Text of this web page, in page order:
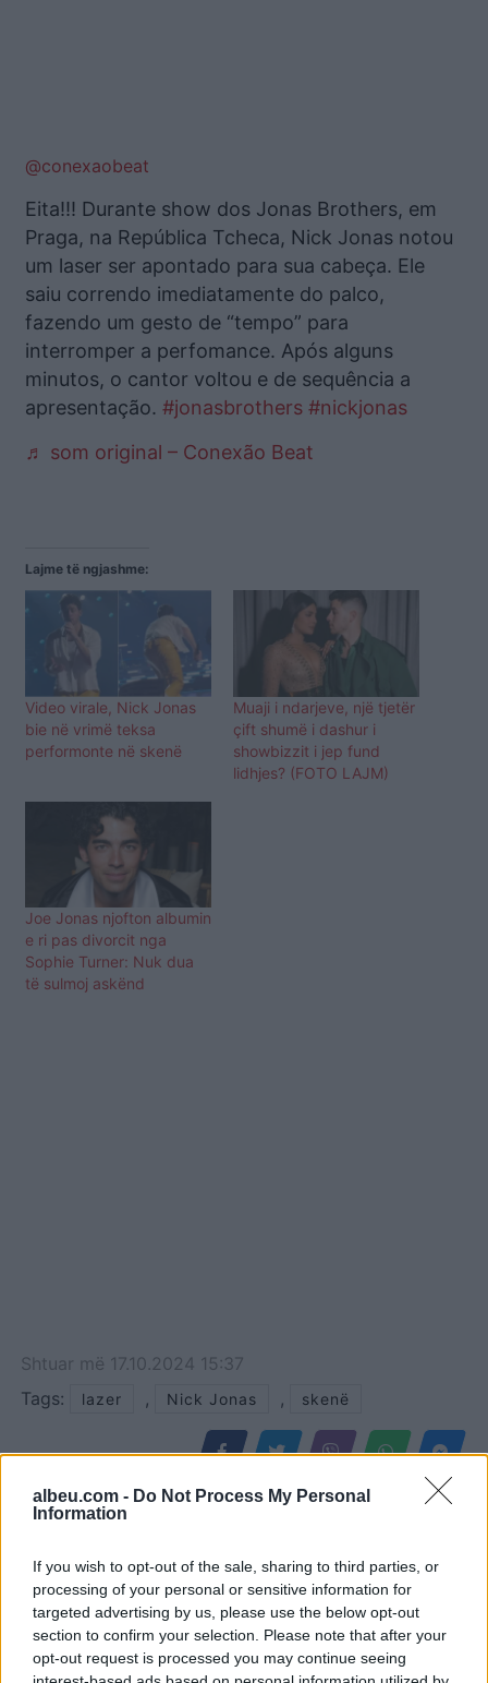
albeu.com - Do Not Process My Personal
Information
If you wish to opt-out of the sale, sharing to third parties, or
processing of your personal or sensitive information for
targeted advertising by us, please use the below opt-out
section to confirm your selection. Please note that after your
opt-out request is processed you may continue seeing
@conexaobeat
Eita!!! Durante show dos Jonas Brothers, em
Praga, na República Tcheca, Nick Jonas notou
um laser ser apontado para sua cabeça. Ele
saiu correndo imediatamente do palco,
fazendo um gesto de “tempo” para
interromper a perfomance. Após alguns
minutos, o cantor voltou e de sequência a
apresentação. #jonasbrothers #nickjonas
♬ som original – Conexão Beat
Lajme të ngjashme:
Video virale, Nick Jonas
bie në vrimë teksa
performonte në skenë
Muaji i ndarjeve, një tjetër
çift shumë i dashur i
showbizzit i jep fund
lidhjes? (FOTO LAJM)
Joe Jonas njofton albumin
e ri pas divorcit nga
Sophie Turner: Nuk dua
të sulmoj askënd
Shtuar më 17.10.2024 15:37
Tags:
lazer , Nick Jonas , skenë